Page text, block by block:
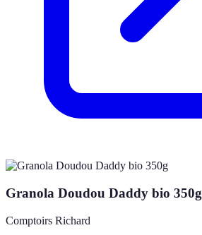
Granola Doudou Daddy bio 350g
Comptoirs Richard